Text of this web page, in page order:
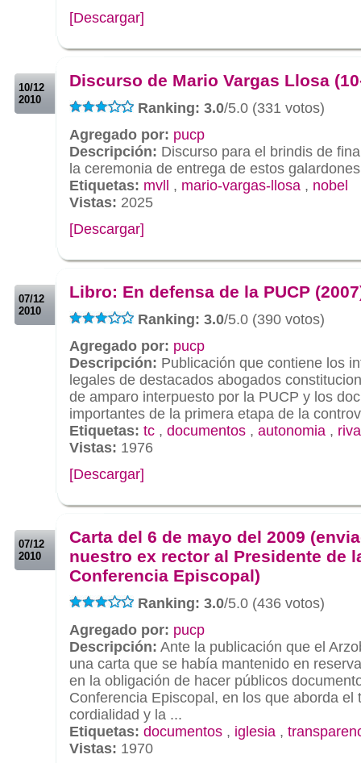
[Descargar]
10/12
2010
Discurso de Mario Vargas Llosa
Ranking: 3.0/5.0 (331 votos)
Agregado por: pucp
Descripción: Discurso para el brindis de
la ceremonia de entrega de estos
Etiquetas: mvll , mario-vargas-llosa , nobel
Vistas: 2025
[Descargar]
07/12
2010
Libro: En defensa de la PUCP
Ranking: 3.0/5.0 (390 votos)
Agregado por: pucp
Descripción: Publicación que contiene los
legales de destacados abogados
de amparo interpuesto por la PUCP y los
importantes de la primera etapa de la
Etiquetas: tc , documentos , autonomia ,
Vistas: 1976
[Descargar]
07/12
2010
Carta del 6 de mayo del 2009
nuestro ex rector al Presidente de
Conferencia Episcopal)
Ranking: 3.0/5.0 (436 votos)
Agregado por: pucp
Descripción: Ante la publicación que el
una carta que se había mantenido en
en la obligación de hacer públicos
Conferencia Episcopal, en los que aborda el
cordialidad y la ...
Etiquetas: documentos , iglesia ,
Vistas: 1970